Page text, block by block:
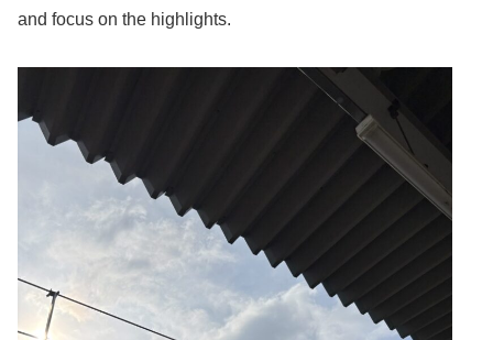
and focus on the highlights.